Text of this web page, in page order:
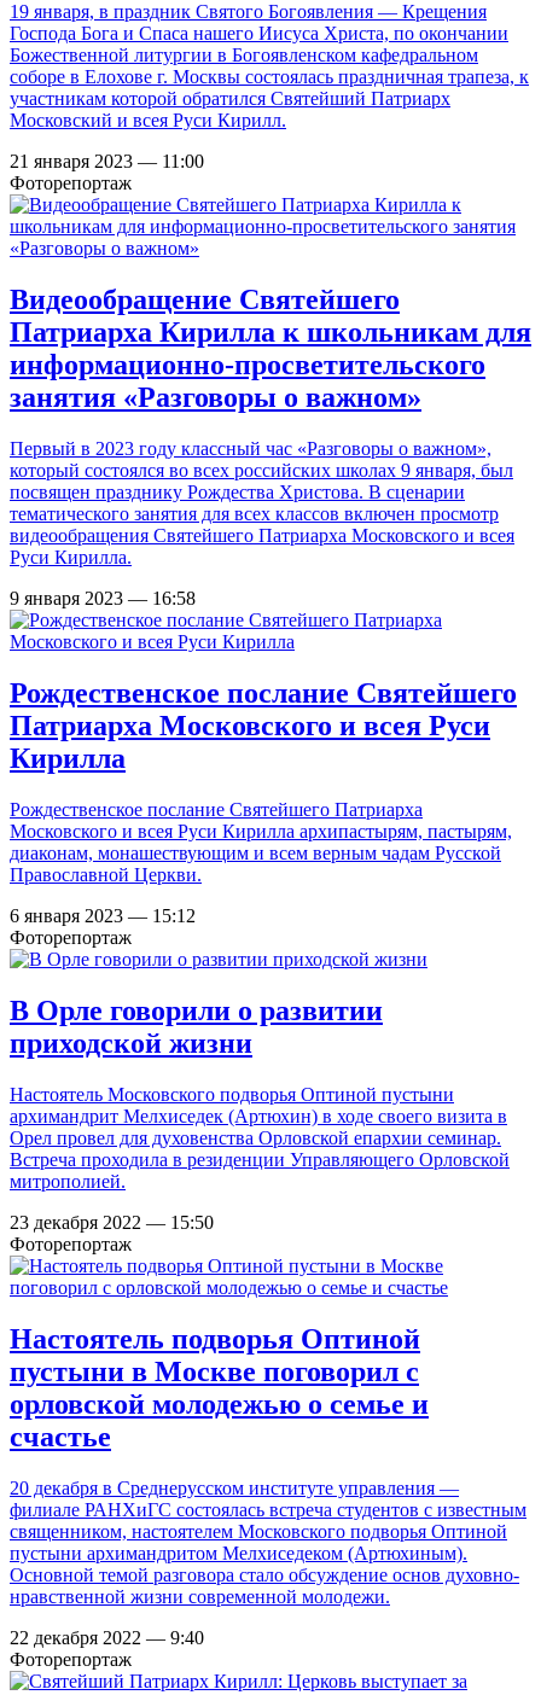
19 января, в праздник Святого Богоявления — Крещения
Господа Бога и Спаса нашего Иисуса Христа, по окончании
Божественной литургии в Богоявленском кафедральном
соборе в Елохове г. Москвы состоялась праздничная трапеза, к
участникам которой обратился Святейший Патриарх
Московский и всея Руси Кирилл.
21 января 2023 — 11:00
Фоторепортаж
Видеообращение Святейшего
Патриарха Кирилла к школьникам для
информационно-просветительского
занятия «Разговоры о важном»
Первый в 2023 году классный час «Разговоры о важном»,
который состоялся во всех российских школах 9 января, был
посвящен празднику Рождества Христова. В сценарии
тематического занятия для всех классов включен просмотр
видеообращения Святейшего Патриарха Московского и всея
Руси Кирилла.
9 января 2023 — 16:58
Рождественское послание Святейшего
Патриарха Московского и всея Руси
Кирилла
Рождественское послание Святейшего Патриарха
Московского и всея Руси Кирилла архипастырям, пастырям,
диаконам, монашествующим и всем верным чадам Русской
Православной Церкви.
6 января 2023 — 15:12
Фоторепортаж
В Орле говорили о развитии
приходской жизни
Настоятель Московского подворья Оптиной пустыни
архимандрит Мелхиседек (Артюхин) в ходе своего визита в
Орел провел для духовенства Орловской епархии семинар.
Встреча проходила в резиденции Управляющего Орловской
митрополией.
23 декабря 2022 — 15:50
Фоторепортаж
Настоятель подворья Оптиной
пустыни в Москве поговорил с
орловской молодежью о семье и
счастье
20 декабря в Среднерусском институте управления —
филиале РАНХиГС состоялась встреча студентов с известным
священником, настоятелем Московского подворья Оптиной
пустыни архимандритом Мелхиседеком (Артюхиным).
Основной темой разговора стало обсуждение основ духовно-
нравственной жизни современной молодежи.
22 декабря 2022 — 9:40
Фоторепортаж